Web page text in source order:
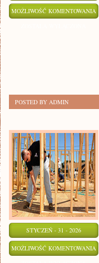
MOŻLIWOŚĆ KOMENTOWANIA
POSTED BY ADMIN
STYCZEŃ - 31 - 2026
MOŻLIWOŚĆ KOMENTOWANIA